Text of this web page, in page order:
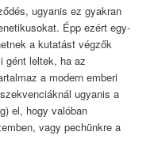
ugyanis ez gyakran
Épp ezért egy-
a kutatást végzők
gént leltek, ha az
a modern emberi
ugyanis a
el, hogy valóban
vagy pechünkre a